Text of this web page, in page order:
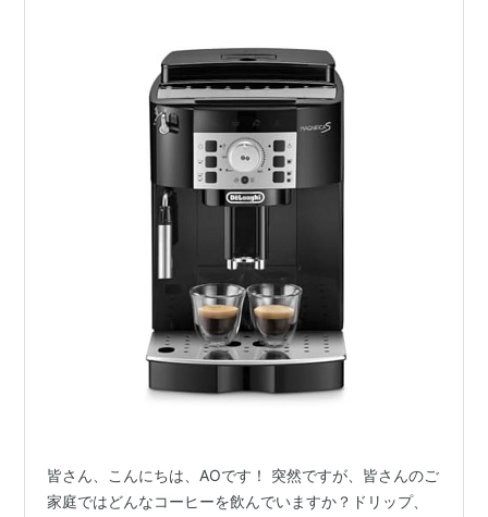
皆さん、こんにちは、AOです！ 突然ですが、皆さんのご
家庭ではどんなコーヒーを飲んでいますか？ドリップ、